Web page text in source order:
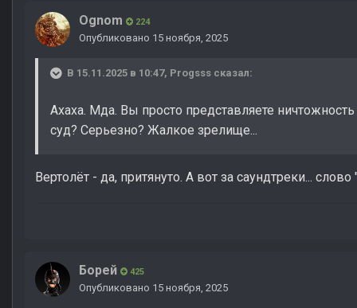
Ognom 224
Опубликовано 15 ноября, 2025
В 15.11.2025 в 10:47, Progsss сказал:
Ахаха. Мда. Вы просто представляете
суд? Серьезно? Жалкое зрелище...
Вертолёт - да, притянуто. А вот за саундтреки...
Борей 425
Опубликовано 15 ноября, 2025